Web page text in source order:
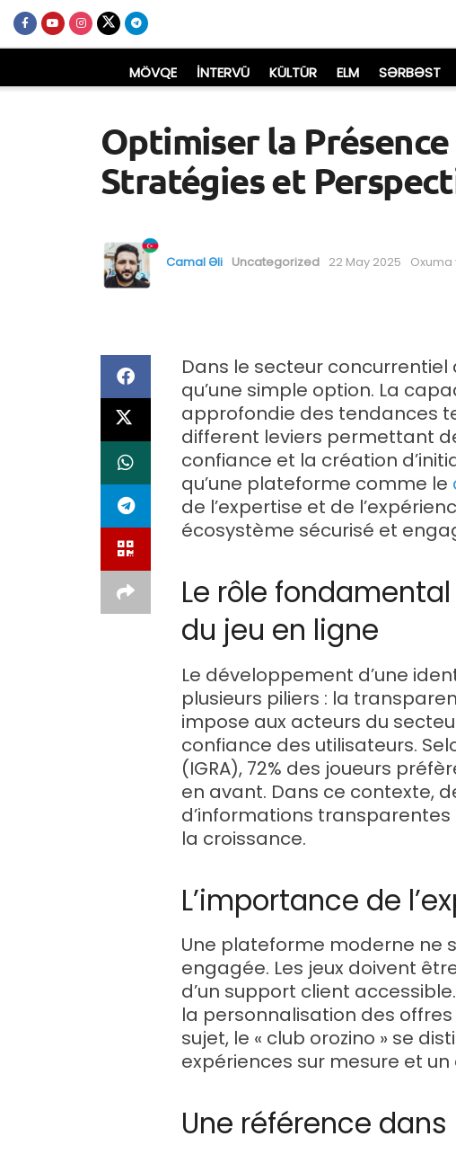
MÖVQE İNTERVÜ KÜLTÜR ELM SƏRBƏST
Optimiser la
Stratégies et
Camal Əli Uncategorized 22 May 2025 Oxuma
Dans le secteur
qu’une simple option. La
approfondie des tendances
different leviers permettant
confiance et la création
qu’une plateforme comme le
de l’expertise et de
écosystème sécurisé et
Le rôle
du jeu en ligne
Le développement d’une
plusieurs piliers : la
impose aux acteurs du
confiance des utilisateurs.
(IGRA), 72% des joueurs
en avant. Dans ce contexte,
d’informations
la croissance.
L’importance de
Une plateforme moderne ne
engagée. Les jeux doivent
d’un support client
la personnalisation des
sujet, le « club orozino » se
expériences sur mesure et
Une référence